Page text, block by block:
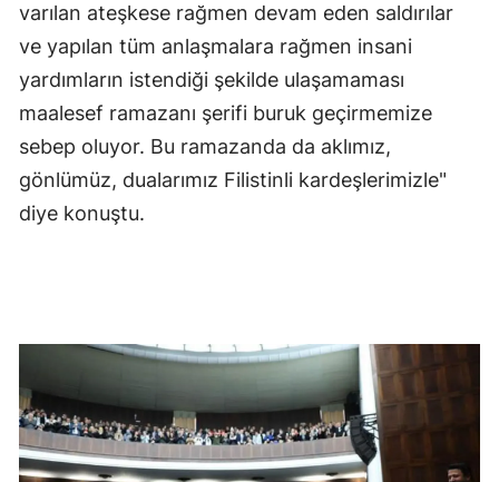
varılan ateşkese rağmen devam eden saldırılar
ve yapılan tüm anlaşmalara rağmen insani
yardımların istendiği şekilde ulaşamaması
maalesef ramazanı şerifi buruk geçirmemize
sebep oluyor. Bu ramazanda da aklımız,
gönlümüz, dualarımız Filistinli kardeşlerimizle"
diye konuştu.